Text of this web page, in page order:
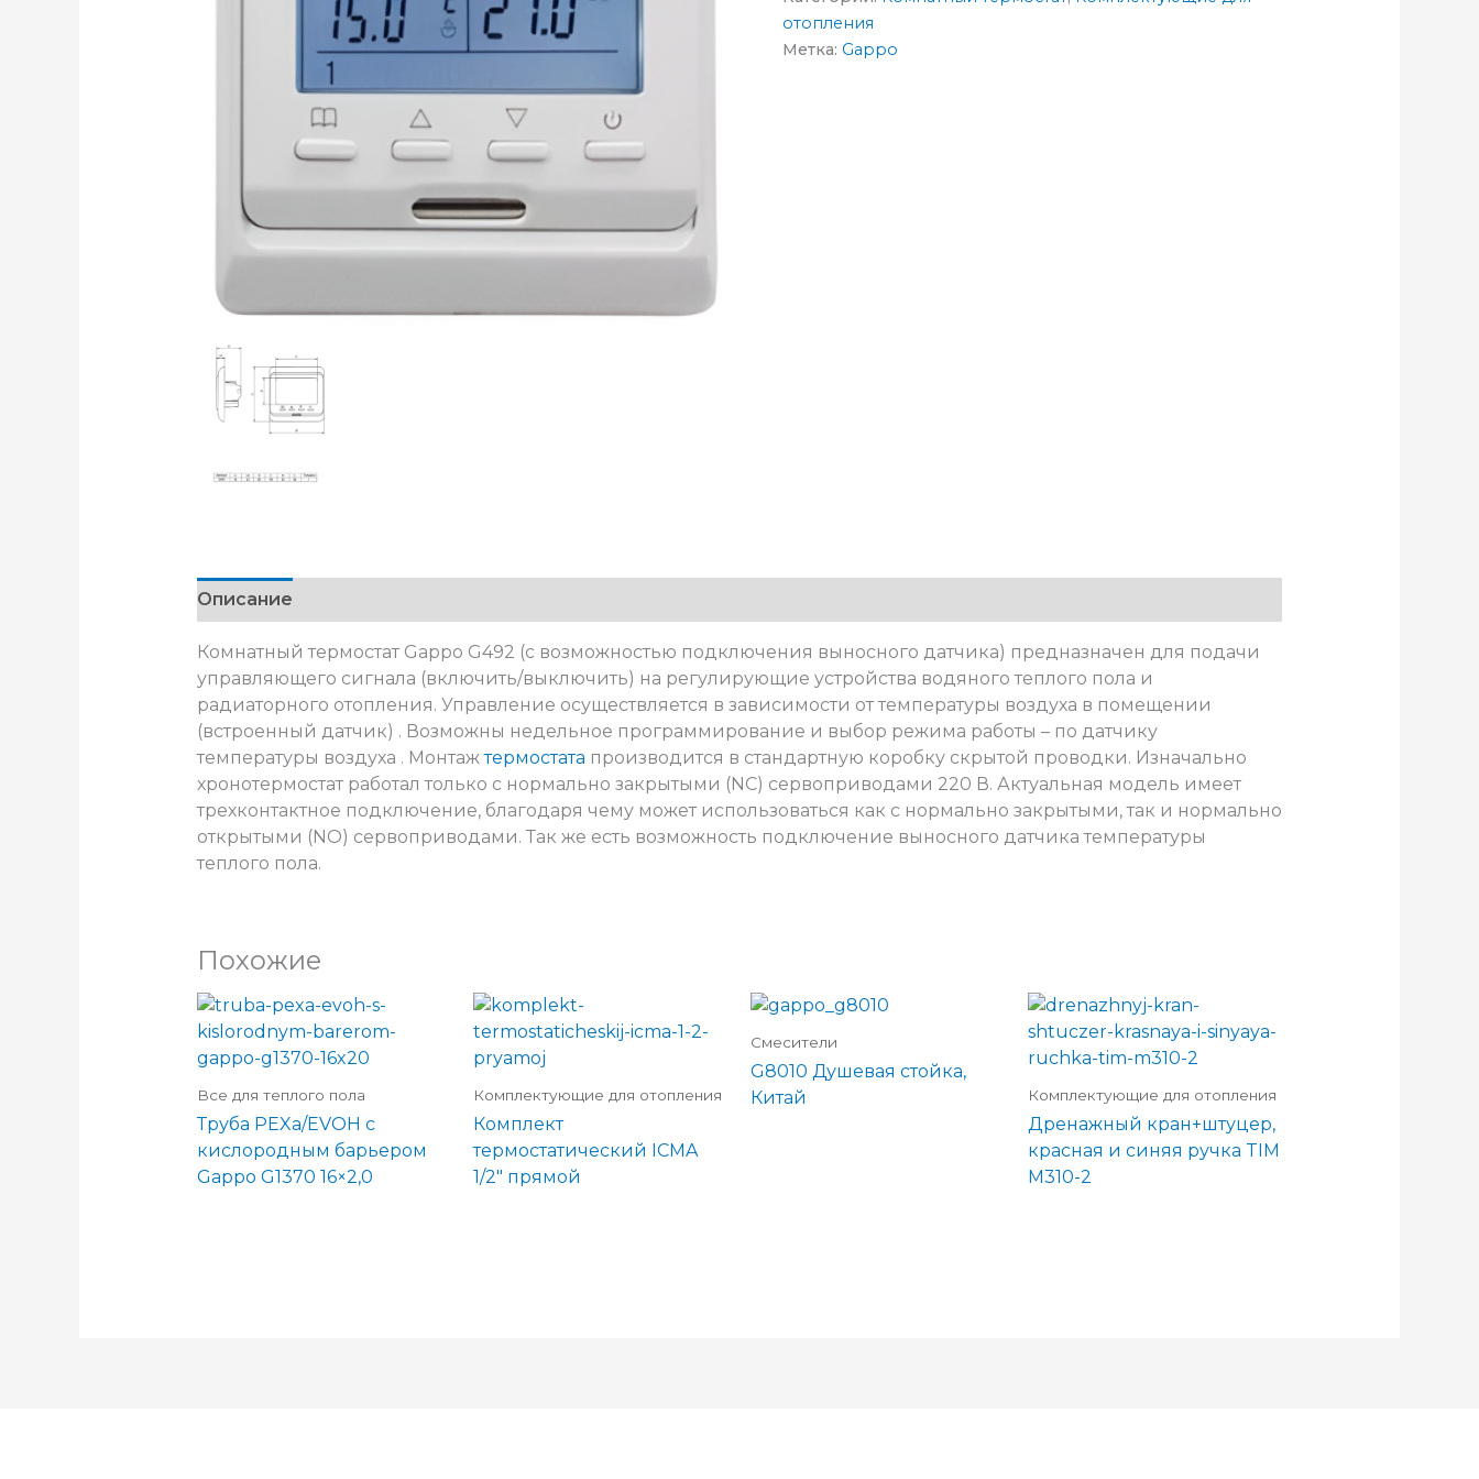
отопления
Метка: Gappo
Описание
Комнатный термостат Gappo G492 (с возможностью подключения выносного датчика) предназначен для подачи
управляющего сигнала (включить/выключить) на регулирующие устройства водяного теплого пола и
радиаторного отопления. Управление осуществляется в зависимости от температуры воздуха в помещении
(встроенный датчик) . Возможны недельное программирование и выбор режима работы – по датчику
температуры воздуха . Монтажтермостата производится в стандартную коробку скрытой проводки. Изначально
хронотермостат работал только с нормально закрытыми (NC) сервоприводами 220 В. Актуальная модель имеет
трехконтактное подключение, благодаря чему может использоваться как с нормально закрытыми, так и нормально
открытыми (NO) сервоприводами. Так же есть возможность подключение выносного датчика температуры
теплого пола.
Похожие
Все для теплого пола
Труба PEXa/EVOH с
кислородным барьером
Gappo G1370 16×2,0
Комплектующие для отопления
Комплект
термостатический ICMA
1/2″ прямой
Смесители
G8010 Душевая стойка,
Китай
Комплектующие для отопления
Дренажный кран+штуцер,
красная и синяя ручка TIM
M310-2